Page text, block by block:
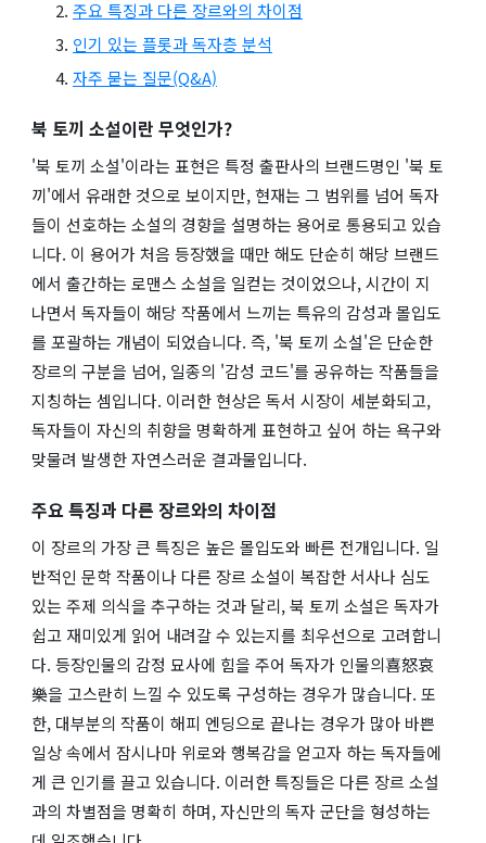
주요 특징과 다른 장르와의 차이점
인기 있는 플롯과 독자층 분석
자주 묻는 질문(Q&A)
북 토끼 소설이란 무엇인가?
'북 토끼 소설'이라는 표현은 특정 출판사의 브랜드명인 '북 토
끼'에서 유래한 것으로 보이지만, 현재는 그 범위를 넘어 독자
들이 선호하는 소설의 경향을 설명하는 용어로 통용되고 있습
니다. 이 용어가 처음 등장했을 때만 해도 단순히 해당 브랜드
에서 출간하는 로맨스 소설을 일컫는 것이었으나, 시간이 지
나면서 독자들이 해당 작품에서 느끼는 특유의 감성과 몰입도
를 포괄하는 개념이 되었습니다. 즉, '북 토끼 소설'은 단순한
장르의 구분을 넘어, 일종의 '감성 코드'를 공유하는 작품들을
지칭하는 셈입니다. 이러한 현상은 독서 시장이 세분화되고,
독자들이 자신의 취향을 명확하게 표현하고 싶어 하는 욕구와
맞물려 발생한 자연스러운 결과물입니다.
주요 특징과 다른 장르와의 차이점
이 장르의 가장 큰 특징은 높은 몰입도와 빠른 전개입니다. 일
반적인 문학 작품이나 다른 장르 소설이 복잡한 서사나 심도
있는 주제 의식을 추구하는 것과 달리, 북 토끼 소설은 독자가
쉽고 재미있게 읽어 내려갈 수 있는지를 최우선으로 고려합니
다. 등장인물의 감정 묘사에 힘을 주어 독자가 인물의喜怒哀
樂을 고스란히 느낄 수 있도록 구성하는 경우가 많습니다. 또
한, 대부분의 작품이 해피 엔딩으로 끝나는 경우가 많아 바쁜
일상 속에서 잠시나마 위로와 행복감을 얻고자 하는 독자들에
게 큰 인기를 끌고 있습니다. 이러한 특징들은 다른 장르 소설
과의 차별점을 명확히 하며, 자신만의 독자 군단을 형성하는